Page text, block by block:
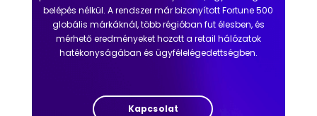
belépés nélkül. A rendszer már bizonyított Fortune 500
globális márkáknál, több régióban fut élesben, és
mérhető eredményeket hozott a retail hálózatok
hatékonyságában és ügyfélelégedettségben.
Kapcsolat